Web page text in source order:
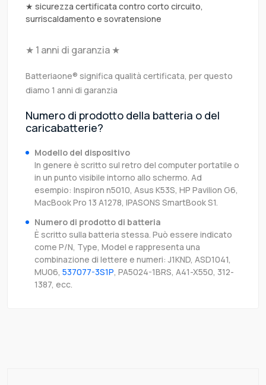
★ sicurezza certificata contro corto circuito,
surriscaldamento e sovratensione
★ 1 anni di garanzia ★
Batteriaone® significa qualità certificata, per questo
diamo 1 anni di garanzia
Numero di prodotto della batteria o del
caricabatterie?
Modello del dispositivo
In genere è scritto sul retro del computer portatile o
in un punto visibile intorno allo schermo. Ad
esempio: Inspiron n5010, Asus K53S, HP Pavilion G6,
MacBook Pro 13 A1278, IPASONS SmartBook S1.
Numero di prodotto di batteria
È scritto sulla batteria stessa. Può essere indicato
come P/N, Type, Model e rappresenta una
combinazione di lettere e numeri: J1KND, ASD1041,
MU06, 537077-3S1P, PA5024-1BRS, A41-X550, 312-
1387, ecc.